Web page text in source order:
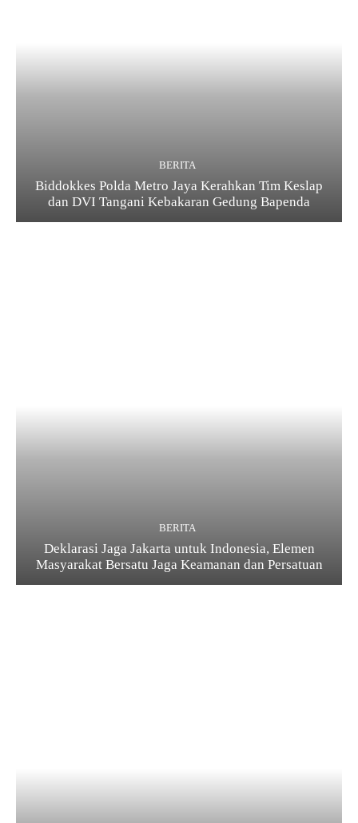
BERITA
Biddokkes Polda Metro Jaya Kerahkan Tim Keslap
dan DVI Tangani Kebakaran Gedung Bapenda
BERITA
Deklarasi Jaga Jakarta untuk Indonesia, Elemen
Masyarakat Bersatu Jaga Keamanan dan Persatuan